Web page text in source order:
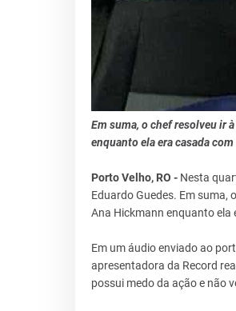
Em suma, o chef resolveu ir
enquanto ela era casada
Porto Velho, RO - Nesta
Eduardo Guedes. Em suma,
Ana Hickmann enquanto ela
Em um áudio enviado ao
apresentadora da Record
possui medo da ação e não